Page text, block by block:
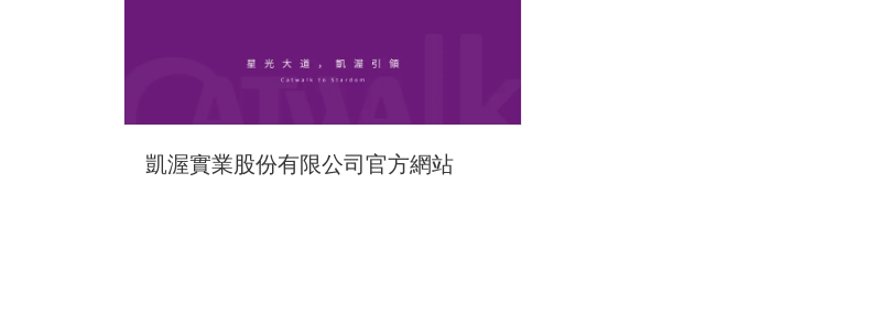
凱渥實業股份有限公司官方網站